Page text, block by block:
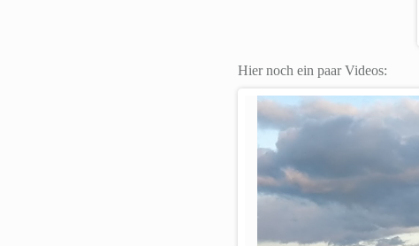
Hier noch ein paar Videos: